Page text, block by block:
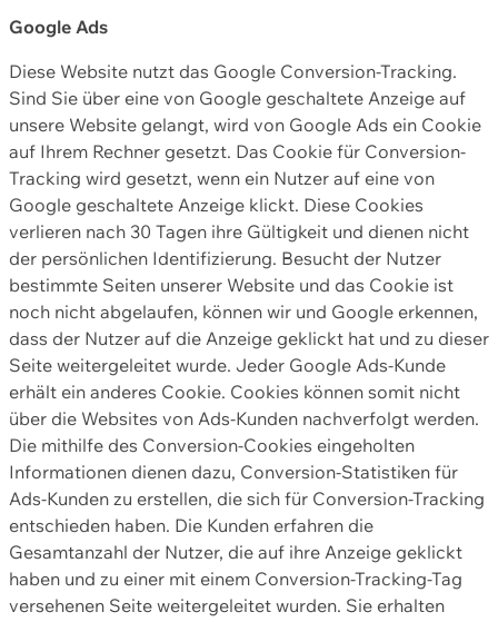
Google Ads
Diese Website nutzt das Google Conversion-Tracking.
Sind Sie über eine von Google geschaltete Anzeige auf
unsere Website gelangt, wird von Google Ads ein Cookie
auf Ihrem Rechner gesetzt. Das Cookie für Conversion-
Tracking wird gesetzt, wenn ein Nutzer auf eine von
Google geschaltete Anzeige klickt. Diese Cookies
verlieren nach 30 Tagen ihre Gültigkeit und dienen nicht
der persönlichen Identifizierung. Besucht der Nutzer
bestimmte Seiten unserer Website und das Cookie ist
noch nicht abgelaufen, können wir und Google erkennen,
dass der Nutzer auf die Anzeige geklickt hat und zu dieser
Seite weitergeleitet wurde. Jeder Google Ads-Kunde
erhält ein anderes Cookie. Cookies können somit nicht
über die Websites von Ads-Kunden nachverfolgt werden.
Die mithilfe des Conversion-Cookies eingeholten
Informationen dienen dazu, Conversion-Statistiken für
Ads-Kunden zu erstellen, die sich für Conversion-Tracking
entschieden haben. Die Kunden erfahren die
Gesamtanzahl der Nutzer, die auf ihre Anzeige geklickt
haben und zu einer mit einem Conversion-Tracking-Tag
versehenen Seite weitergeleitet wurden. Sie erhalten